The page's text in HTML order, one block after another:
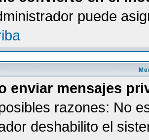
puede
enviar mensajes
razones: No
deshabilito el